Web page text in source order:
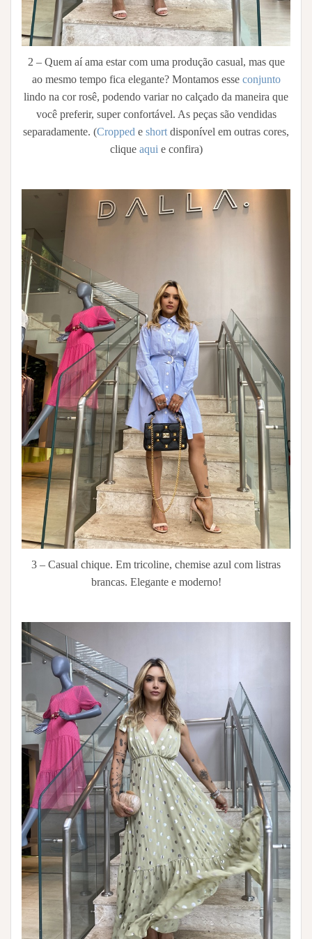
2 – Quem aí ama estar com uma produção casual, mas que
ao mesmo tempo fica elegante? Montamos esse conjunto
lindo na cor rosê, podendo variar no calçado da maneira que
você preferir, super confortável. As peças são vendidas
separadamente. (Cropped e short disponível em outras cores,
clique aqui e confira)
3 – Casual chique. Em tricoline, chemise azul com listras
brancas. Elegante e moderno!